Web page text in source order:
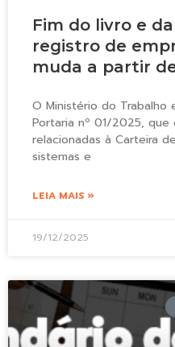
Fim do livro e
registro de
muda a partir
O Ministério do Trabalho
Portaria nº 01/2025, que
relacionadas à Carteira
sistemas e
LEIA MAIS »
19/12/2025